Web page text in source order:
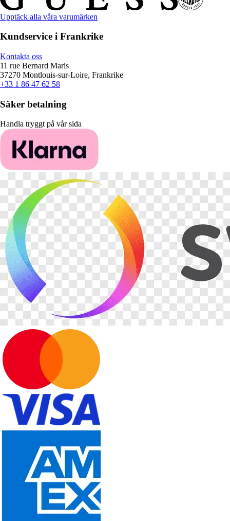
Upptäck alla våra varumärken
Kundservice i Frankrike
Kontakta oss
11 rue Bernard Maris
37270 Montlouis-sur-Loire, Frankrike
+33 1 86 47 62 58
Säker betalning
Handla tryggt på vår sida